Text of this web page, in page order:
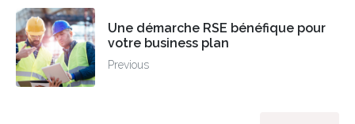
Une démarche RSE bénéfique pour
votre business plan
Previous